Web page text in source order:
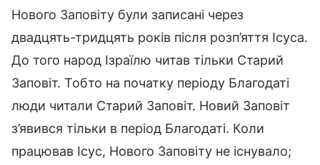
Нового Заповіту були записані через
двадцять-тридцять років після розп’яття Ісуса.
До того народ Ізраїлю читав тільки Старий
Заповіт. Тобто на початку періоду Благодаті
люди читали Старий Заповіт. Новий Заповіт
з’явився тільки в період Благодаті. Коли
працював Ісус, Нового Заповіту не існувало;